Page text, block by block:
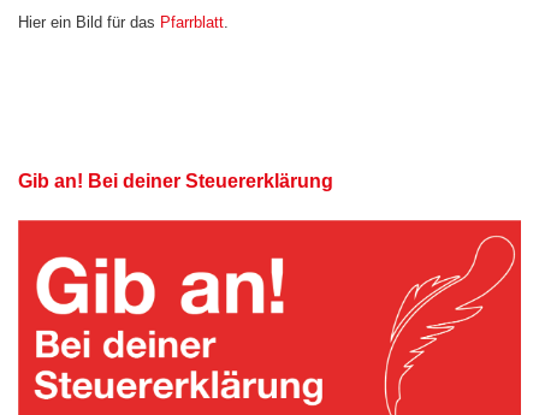
Hier ein Bild für das Pfarrblatt
Gib an! Bei deiner Steuererklärung